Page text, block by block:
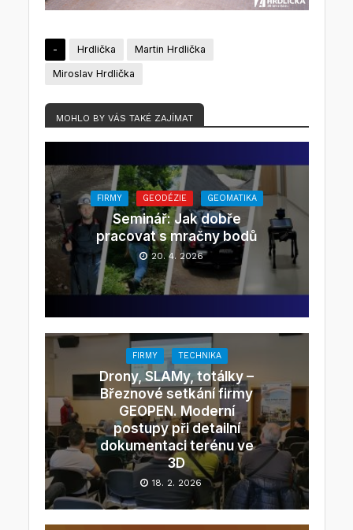
- Hrdlička Martin Hrdlička
Miroslav Hrdlička
MOHLO BY VÁS TAKÉ ZAJÍMAT
FIRMY GEODÉZIE GEOMATIKA
Seminář: Jak dobře
pracovat s mračny bodů
20. 4. 2026
FIRMY TECHNIKA
Drony, SLAMy, totálky –
Březnové setkání firmy
GEOPEN. Moderní
postupy při detailní
dokumentaci terénu ve
3D
18. 2. 2026